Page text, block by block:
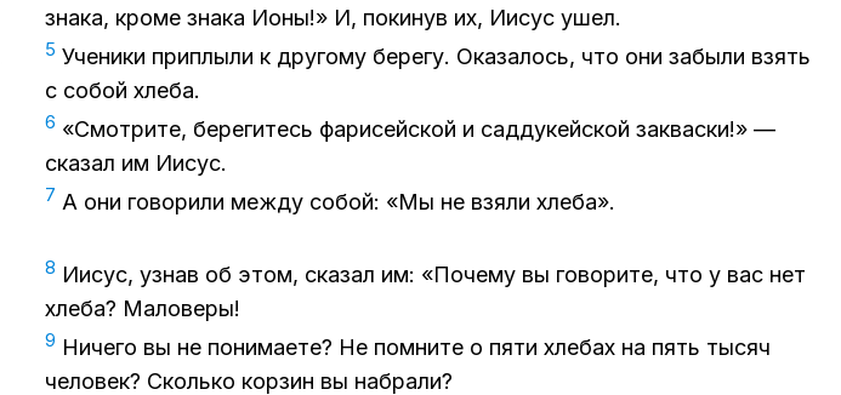
зна­ка, кро­ме зна­ка Ионы!» И, по­ки­нув их, Иисус ушел.
5 Уче­ни­ки при­плы­ли к дру­го­му бе­ре­гу. Ока­за­лось, что они за­бы­ли взять
с со­бой хле­ба.
6 «Смот­ри­те, бе­ре­ги­тесь фа­ри­сей­ской и сад­ду­кей­ской за­квас­ки!» —
ска­зал им Иисус.
7 А они го­во­ри­ли меж­ду со­бой: «Мы не взя­ли хле­ба».
8 Иисус, узнав об этом, ска­зал им: «По­че­му вы го­во­ри­те, что у вас нет
хле­ба? Ма­ло­ве­ры!
9 Ни­че­го вы не по­ни­ма­е­те? Не помни­те о пяти хле­бах на пять ты­сяч
че­ло­век? Сколь­ко кор­зин вы на­бра­ли?